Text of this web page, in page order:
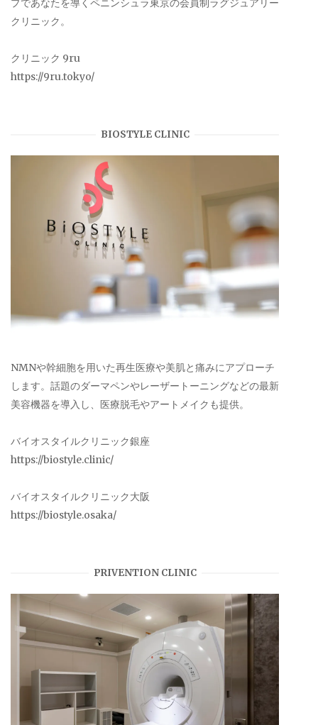
プであなたを導くペニンシュラ東京の会員制ラグジュアリー
クリニック。
クリニック 9ru
https://9ru.tokyo/
BIOSTYLE CLINIC
NMNや幹細胞を用いた再生医療や美肌と痛みにアプローチ
します。話題のダーマペンやレーザートーニングなどの最新
美容機器を導入し、医療脱毛やアートメイクも提供。
バイオスタイルクリニック銀座
https://biostyle.clinic/
バイオスタイルクリニック大阪
https://biostyle.osaka/
PRIVENTION CLINIC